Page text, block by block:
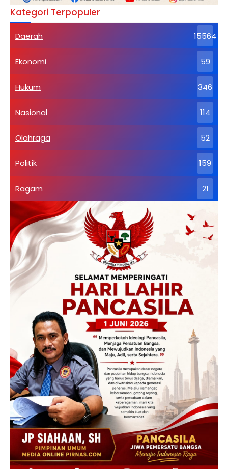
Kategori Terpopuler
Daerah 15564
Ekonomi 59
Hukum 346
Nasional 114
Olahraga 52
Politik 159
Ragam 21